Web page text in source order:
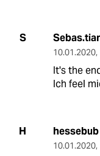
S
10.01.2020,
It's the
Ich feel
H hessebub
10.01.2020,